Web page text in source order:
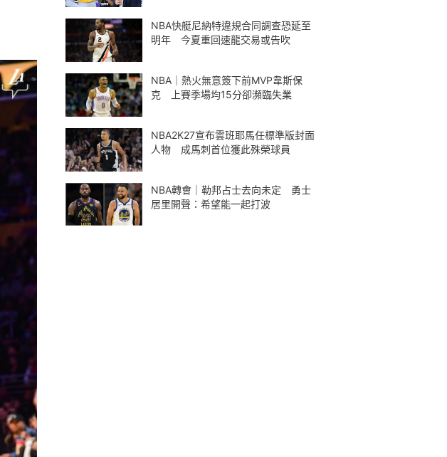
NBA快艇尼納特違規合同調查恐延至
明年 今夏重回速龍交易或告吹
NBA｜熱火無意簽下前MVP韋斯保
克 上賽季場均15分卻瀕臨失業
NBA2K27宣布雲班耶馬任標準版封面
人物 成馬刺首位獲此殊榮球員
NBA轉會｜勒邦占士去向未定 勇士
居里開聲：希望能一起打波